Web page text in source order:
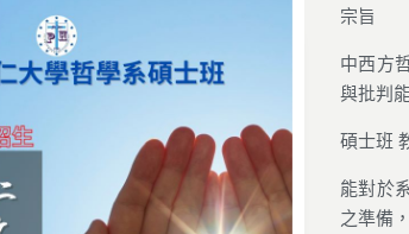
宗旨
中西方
與批判
碩士班
能對於
之準備